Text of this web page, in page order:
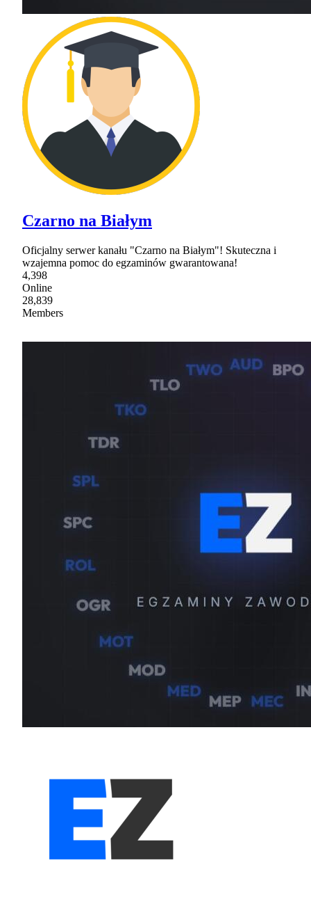
Czarno na Białym
Oficjalny serwer kanału "Czarno na Białym"! Skuteczna i
wzajemna pomoc do egzaminów gwarantowana!
4,398
Online
28,839
Members